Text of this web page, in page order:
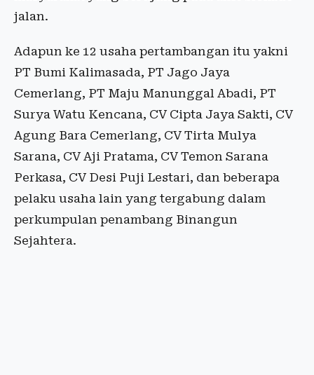
jalan.
Adapun ke 12 usaha pertambangan itu yakni
PT Bumi Kalimasada, PT Jago Jaya
Cemerlang, PT Maju Manunggal Abadi, PT
Surya Watu Kencana, CV Cipta Jaya Sakti, CV
Agung Bara Cemerlang, CV Tirta Mulya
Sarana, CV Aji Pratama, CV Temon Sarana
Perkasa, CV Desi Puji Lestari, dan beberapa
pelaku usaha lain yang tergabung dalam
perkumpulan penambang Binangun
Sejahtera.